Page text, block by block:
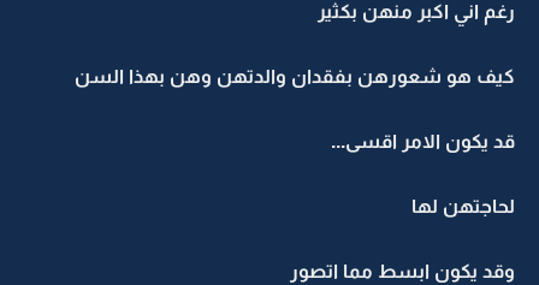
رغم اني اكبر منهن بكثير
كيف هو شعورهن بفقدان والدتهن وهن بهذا السن
قد يكون الامر اقسى...
لحاجتهن لها
وقد يكون ابسط مما اتصور